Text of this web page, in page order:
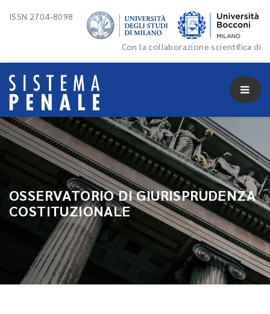
ISSN 2704-8098
Con la collaborazione scientifica di
OSSERVATORIO DI GIURISPRUDENZA
COSTITUZIONALE